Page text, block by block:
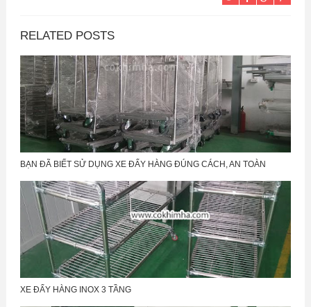
RELATED POSTS
BẠN ĐÃ BIẾT SỬ DỤNG XE ĐẨY HÀNG ĐÚNG CÁCH, AN TOÀN
XE ĐẨY HÀNG INOX 3 TẦNG